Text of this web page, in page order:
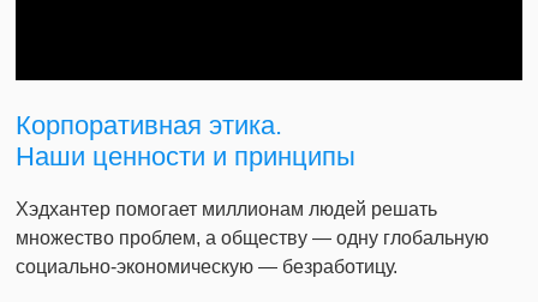
Корпоративная этика.
Наши ценности и принципы
Хэдхантер помогает миллионам людей решать
множество проблем, а обществу — одну глобальную
социально-экономическую — безработицу.